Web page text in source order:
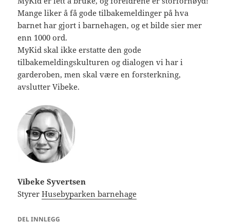
Mange liker å få gode tilbakemeldinger på hva
barnet har gjort i barnehagen, og et bilde sier mer
enn 1000 ord.
MyKid skal ikke erstatte den gode
tilbakemeldingskulturen og dialogen vi har i
garderoben, men skal være en forsterkning,
avslutter Vibeke.
Vibeke Syvertsen
StyrerHusebyparken barnehage
DEL INNLEGG